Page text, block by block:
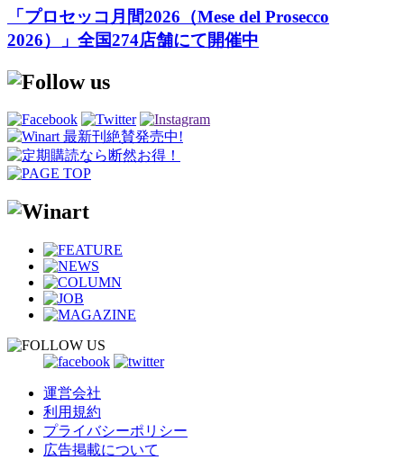
「プロセッコ月間2026（Mese del Prosecco
2026）」全国274店舗にて開催中
運営会社
利用規約
プライバシーポリシー
広告掲載について